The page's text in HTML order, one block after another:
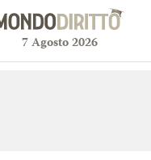
7Agosto2026